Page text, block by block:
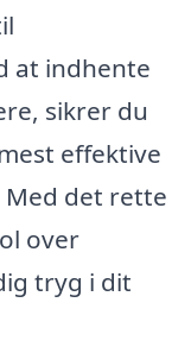
at indhente
sikrer du
effektive
det rette
over
tryg i dit